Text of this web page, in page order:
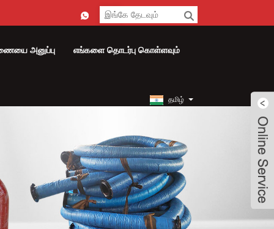
அனுப்பு எங்களை தொடர்பு கொள்ளவும்
தமிழ்